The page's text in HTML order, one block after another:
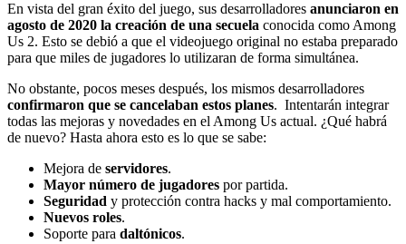
En vista del gran éxito del juego, sus desarrolladores anunciaron en
agosto de 2020 la creación de una secuela conocida como Among
Us 2. Esto se debió a que el videojuego original no estaba preparado
para que miles de jugadores lo utilizaran de forma simultánea.
No obstante, pocos meses después, los mismos desarrolladores
confirmaron que se cancelaban estos planes. Intentarán integrar
todas las mejoras y novedades en el Among Us actual. ¿Qué habrá
de nuevo? Hasta ahora esto es lo que se sabe:
Mejora de servidores.
Mayor número de jugadores por partida.
Seguridad y protección contra hacks y mal comportamiento.
Nuevos roles.
Soporte para daltónicos.